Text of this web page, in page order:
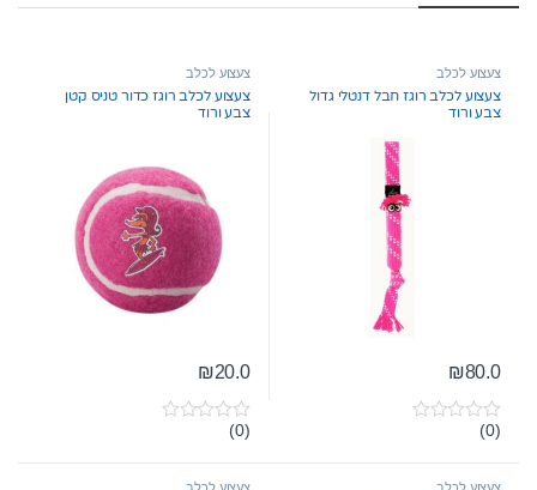
צעצוע לכלב
צעצוע לכלב רוגז חבל דנטלי גדול
צבע ורוד
₪80.0
0
t
(0)
צעצוע לכלב
צעצוע לכלב רוגז כדור טניס קטן
צבע ורוד
₪20.0
0
t
(0)